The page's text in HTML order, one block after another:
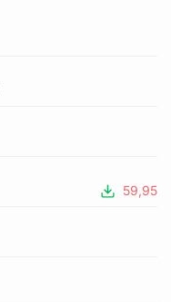
59,95